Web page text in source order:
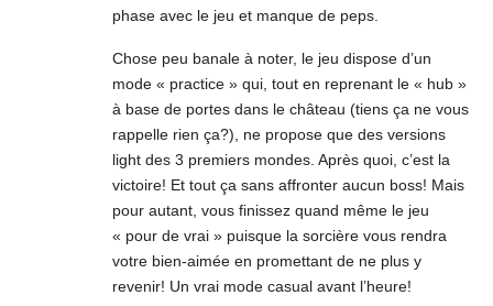
phase avec le jeu et manque de peps.
Chose peu banale à noter, le jeu dispose d’un
mode « practice » qui, tout en reprenant le « hub »
à base de portes dans le château (tiens ça ne vous
rappelle rien ça?), ne propose que des versions
light des 3 premiers mondes. Après quoi, c’est la
victoire! Et tout ça sans affronter aucun boss! Mais
pour autant, vous finissez quand même le jeu
« pour de vrai » puisque la sorcière vous rendra
votre bien-aimée en promettant de ne plus y
revenir! Un vrai mode casual avant l’heure!